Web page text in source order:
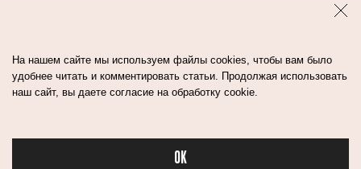
На нашем сайте мы используем файлы cookies, чтобы вам было
удобнее читать и комментировать статьи. Продолжая использовать
наш сайт, вы даете согласие на обработку cookie.
OK